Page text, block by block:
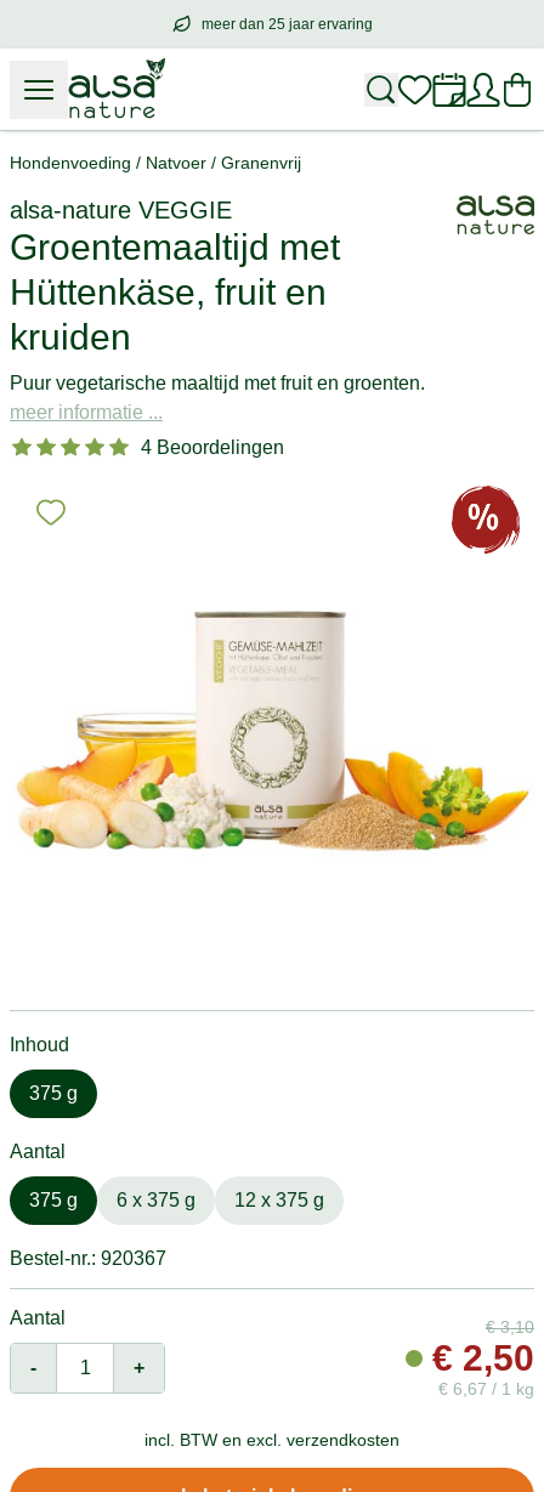
meer dan 25 jaar ervaring
meer dan25 jaar ervaring
Hondenvoeding / Natvoer / Granenvrij
alsa-nature VEGGIE
Groentemaaltijd met
Hüttenkäse, fruit en
kruiden
Puur vegetarische maaltijd met fruit en groenten.
meer informatie ...
4 Beoordelingen
Inhoud
375 g
Aantal
375 g 6 x 375 g 12 x 375 g
Bestel-nr.: 920367
Aantal
- +
€3,10
€ 2,50
€ 6,67 / 1 kg
incl. BTW en excl. verzendkosten